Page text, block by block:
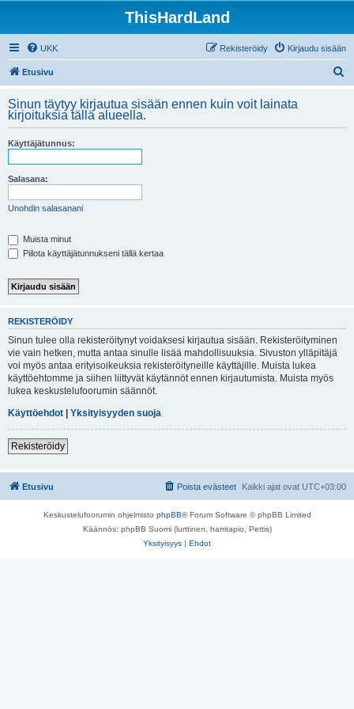
ThisHardLand
UKK Kirjaudu sisään
Rekisteröidy
Etusivu
i
Sinun täytyy kirjautua sisään ennen kuin voit lainata
kirjoituksia tällä alueella.
Käyttäjätunnus:
Salasana:
Unohdin salasanani
Muista minut
Piilota käyttäjätunnukseni tällä kertaa
REKISTERÖIDY
Sinun tulee olla rekisteröitynyt voidaksesi kirjautua sisään. Rekisteröityminen
vie vain hetken, mutta antaa sinulle lisää mahdollisuuksia. Sivuston ylläpitäjä
voi myös antaa erityisoikeuksia rekisteröityneille käyttäjille. Muista lukea
käyttöehtomme ja siihen liittyvät käytännöt ennen kirjautumista. Muista myös
lukea keskustelufoorumin säännöt.
Käyttöehdot | Yksityisyyden suoja
Rekisteröidy
Etusivu Kaikki ajat ovat UTC+03:00
Poista evästeet
Keskustelufoorumin ohjelmisto phpBB® Forum Software © phpBB Limited
Käännös: phpBB Suomi (lurttinen, harritapio, Pettis)
Yksityisyys | Ehdot